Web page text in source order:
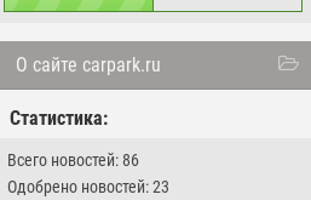
О сайте carpark.ru
Статистика:
Всего новостей: 86
Одобрено новостей: 23